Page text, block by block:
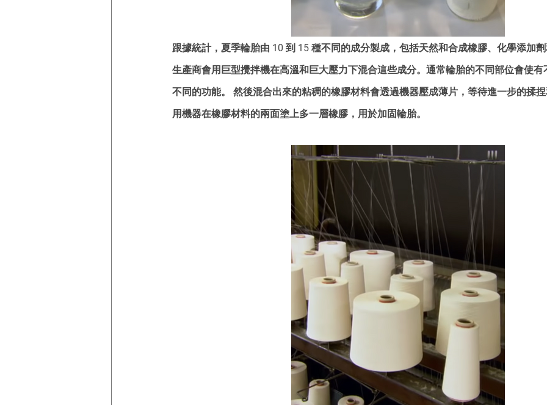
跟據統計，夏季輪胎由 10 到 15 種不同的成分製成，包括天然和合成橡膠、化學添加
生產商會用巨型攪拌機在高溫和巨大壓力下混合這些成分。通常輪胎的不同部位會使有
不同的功能。 然後混合出來的粘稠的橡膠材料會透過機器壓成薄片，等待進一步的揉
用機器在橡膠材料的兩面塗上多一層橡膠，用於加固輪胎。